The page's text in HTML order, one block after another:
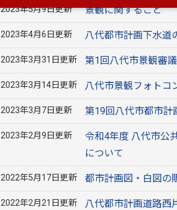
2023年5月9日更新 景観に関すること
2023年4月6日更新 八代都市計画下水道
2023年3月31日更新 第1回八代市景観審
2023年3月14日更新 八代市景観フォト
2023年3月7日更新 第19回八代市都市計
2023年2月9日更新
令和4年度 八代市公
について
2022年5月17日更新 都市計画図・白図の
2022年2月21日更新 八代都市計画道路西